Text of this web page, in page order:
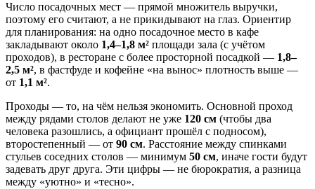
Число посадочных мест — прямой множитель выручки,
поэтому его считают, а не прикидывают на глаз. Ориентир
для планирования: на одно посадочное место в кафе
закладывают около 1,4–1,8 м² площади зала (с учётом
проходов), в ресторане с более просторной посадкой — 1,8–
2,5 м², в фастфуде и кофейне «на вынос» плотность выше —
от 1,1 м².
Проходы — то, на чём нельзя экономить. Основной проход
между рядами столов делают не уже 120 см (чтобы два
человека разошлись, а официант прошёл с подносом),
второстепенный — от 90 см. Расстояние между спинками
стульев соседних столов — минимум 50 см, иначе гости будут
задевать друг друга. Эти цифры — не бюрократия, а разница
между «уютно» и «тесно».